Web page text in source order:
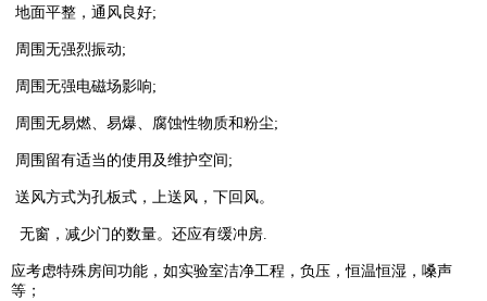
地面平整，通风良好;
周围无强烈振动;
周围无强电磁场影响;
周围无易燃、易爆、腐蚀性物质和粉尘;
周围留有适当的使用及维护空间;
送风方式为孔板式，上送风，下回风。
无窗，减少门的数量。还应有缓冲房.
应考虑特殊房间功能，如实验室洁净工程，负压，恒温恒湿，嗓声
等；